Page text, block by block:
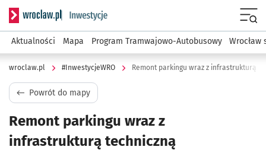
Serwis informacyjny wroclaw.pl podserwis:
Aktualności Mapa Program Tramwajowo-Autobusowy Wrocław
wroclaw.pl #InwestycjeWRO Remont parkingu wraz z infrastrukturą
Powrót do mapy
Remont parkingu wraz z
infrastrukturą techniczną